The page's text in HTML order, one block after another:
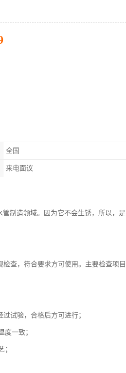
全国
来电面议
制造领域。因为它不会生锈，所以，是
查，符合要求方可使用。主要检查项目
试验，合格后方可进行；
度一致；
；